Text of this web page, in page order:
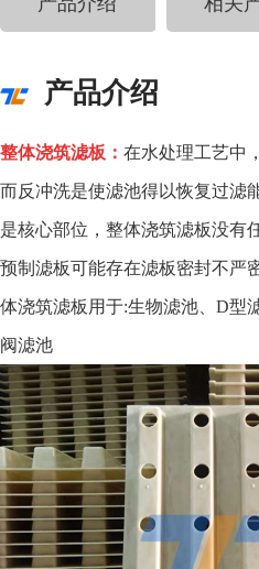
产品介绍
整体浇筑滤板： 在水处理工艺中
而反冲洗是使滤池得以恢复过滤
是核心部位，整体浇筑滤板没有
预制滤板可能存在滤板密封不严
体浇筑滤板用于:生物滤池、D型
阀滤池